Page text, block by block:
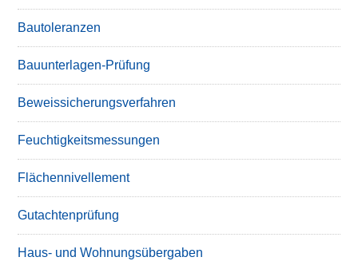
Bautoleranzen
Bauunterlagen-Prüfung
Beweissicherungsverfahren
Feuchtigkeitsmessungen
Flächennivellement
Gutachtenprüfung
Haus- und Wohnungsübergaben